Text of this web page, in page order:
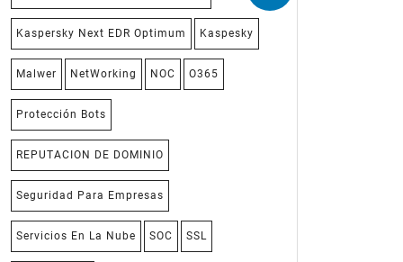
Kaspersky Next EDR Optimum Kaspesky
Malwer NetWorking NOC O365
Protección Bots
REPUTACION DE DOMINIO
Seguridad Para Empresas
Servicios En La Nube SOC SSL